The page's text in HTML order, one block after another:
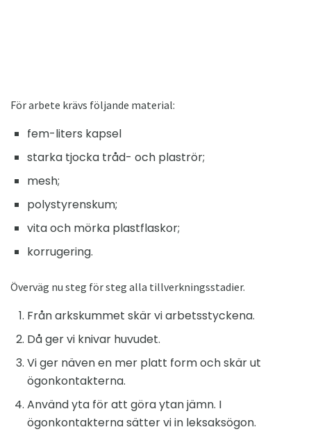
För arbete krävs följande material:
fem-liters kapsel
starka tjocka tråd- och plaströr;
mesh;
polystyrenskum;
vita och mörka plastflaskor;
korrugering.
Överväg nu steg för steg alla tillverkningsstadier.
Från arkskummet skär vi arbetsstyckena.
Då ger vi knivar huvudet.
Vi ger näven en mer platt form och skär ut
ögonkontakterna.
Använd yta för att göra ytan jämn. I
ögonkontakterna sätter vi in ​​leksaksögon.